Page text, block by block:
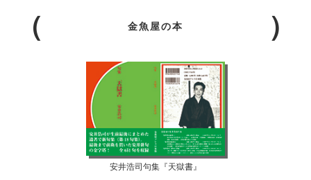
金魚屋の本
安井浩司句集『天獄書』